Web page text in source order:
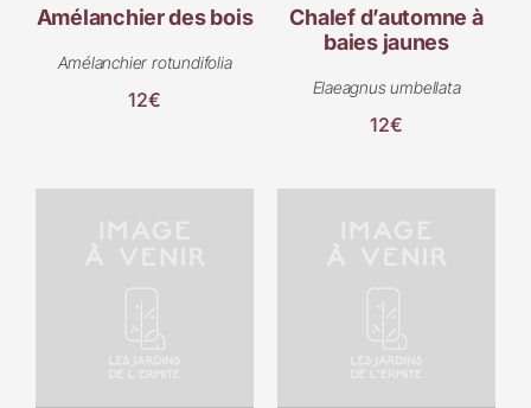
Amélanchier des bois
Amélanchier rotundifolia
12€
Chalef d’automne à
baies jaunes
Elaeagnus umbellata
12€